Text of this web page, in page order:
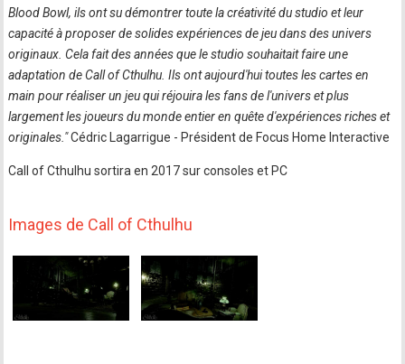
Blood Bowl, ils ont su démontrer toute la créativité du studio et leur
capacité à proposer de solides expériences de jeu dans des univers
originaux. Cela fait des années que le studio souhaitait faire une
adaptation de Call of Cthulhu. Ils ont aujourd'hui toutes les cartes en
main pour réaliser un jeu qui réjouira les fans de l'univers et plus
largement les joueurs du monde entier en quête d'expériences riches et
originales."Cédric Lagarrigue - Président de Focus Home Interactive
Call of Cthulhu sortira en 2017 sur consoles et PC
Images de Call of Cthulhu